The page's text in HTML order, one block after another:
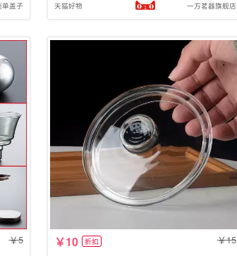
盖子 天猫好物 一方茗器旗舰店
5 10 折扣 15